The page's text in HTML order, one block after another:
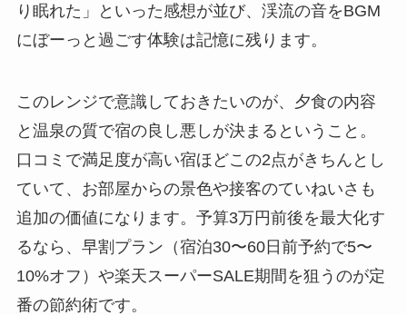
り眠れた」といった感想が並び、渓流の音をBGM
にぼーっと過ごす体験は記憶に残ります。
このレンジで意識しておきたいのが、夕食の内容
と温泉の質で宿の良し悪しが決まるということ。
口コミで満足度が高い宿ほどこの2点がきちんとし
ていて、お部屋からの景色や接客のていねいさも
追加の価値になります。予算3万円前後を最大化す
るなら、早割プラン（宿泊30〜60日前予約で5〜
10%オフ）や楽天スーパーSALE期間を狙うのが定
番の節約術です。